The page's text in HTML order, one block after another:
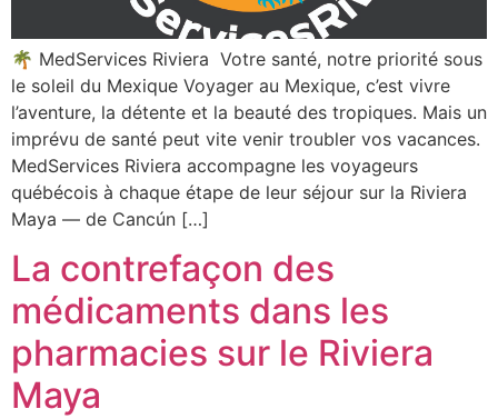
🌴 MedServices Riviera Votre santé, notre priorité sous
le soleil du Mexique Voyager au Mexique, c’est vivre
l’aventure, la détente et la beauté des tropiques. Mais un
imprévu de santé peut vite venir troubler vos vacances.
MedServices Riviera accompagne les voyageurs
québécois à chaque étape de leur séjour sur la Riviera
Maya — de Cancún […]
La contrefaçon des
médicaments dans les
pharmacies sur le Riviera
Maya